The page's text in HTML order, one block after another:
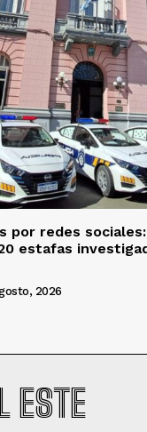
por redes
estafas
2026
ESTE